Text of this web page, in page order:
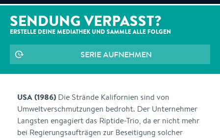
SENDUNG VERPASST?
ERSTELLE DEINE MEDIATHEK UND SAMMLE ALLE FOLGEN
SERIE AUFNEHMEN
USA (1986) Die Strände Kalifornien sind von
Umweltverschmutzungen bedroht. Der Unternehmer
Langsten engagiert das Riptide-Trio, da er nicht mehr
bei Regierungsaufträgen zur Beseitigung solcher